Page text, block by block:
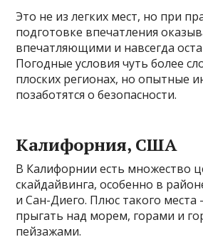
Это не из легких мест, но при
подготовке впечатления
впечатляющими и навсегда
Погодные условия чуть более
плоских регионах, но опытные
позаботятся о безопасности.
Калифорния, США
В Калифорнии есть множество
скайдайвинга, особенно в
и Сан-Диего. Плюс такого
прыгать над морем, горами и
пейзажами.